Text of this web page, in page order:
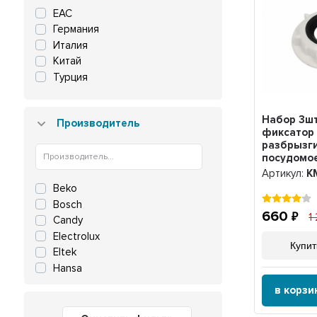
135 мм
184 мм
EAC
Германия
Италия
Китай
Турция
Производитель
Beko
Bosch
Candy
Electrolux
Eltek
Hansa
Набор
фиксатор
машинке
Ariston с
C00144315
Артикул:
660
в